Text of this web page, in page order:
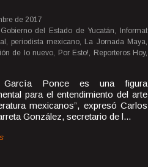
de 2017
del Estado de Yucatán, Informat
periodista mexicano, La Jornada Maya,
de lo nuevo, Por Esto!, Reporteros Hoy,
García Ponce es una figura
para el entendimiento del arte
mexicanos”, expresó Carlos
González, secretario de l...